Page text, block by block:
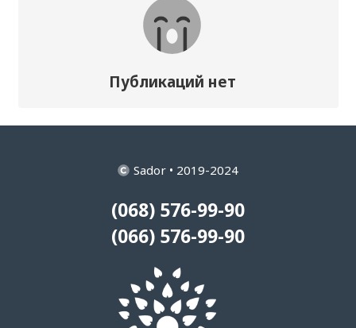
Публикаций нет
Sador • 2019-2024
(068) 576-99-90
(066) 576-99-90